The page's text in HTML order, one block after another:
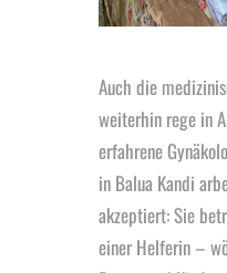
Auch die
weiterhin rege in
erfahrene
in Balua Kandi
akzeptiert: Sie
einer Helferin –